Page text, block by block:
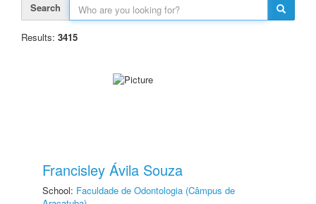
Search
Results: 3415
Francisley Ávila Souza
School: Faculdade de Odontologia (Câmpus de